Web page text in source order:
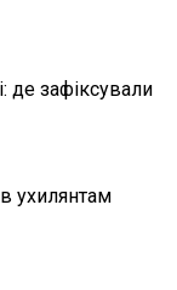
де зафіксували
ухилянтам